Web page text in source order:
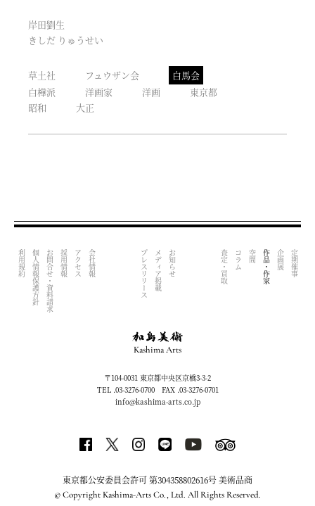
岸田劉生
きしだ りゅうせい
草土社 フュウザン会
白馬会
白樺派
洋画家 洋画
東京都
昭和
大正
定期催事
企画展
作品・作家
空間
コラム
査定・買取
お知らせ
メディア掲載
プレスリリース
会社情報
アクセス
採用情報
お問合せ・資料請求
個人情報保護方針
利用規約
Kashima Arts
〒104-0031 東京都中央区京橋3-3-2
TEL .03-3276-0700 FAX .03-3276-0701
info@kashima-arts.co.jp
東京都公安委員会許可 第304358802616号 美術品商
© Copyright Kashima-Arts Co., Ltd. All Rights Reserved.